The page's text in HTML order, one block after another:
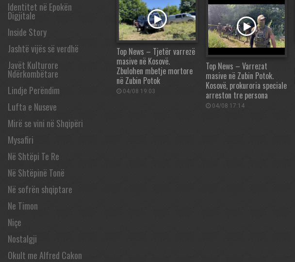
Identitet në Epokën
Digjitale
Inside Story
Jashtë vijës së verdhë
Javët Kulturore
Ndërkombëtare
Lindje Perëndim
Lufta e Nuseve
Mirë se vini në Shqipëri
Mysafiri
Në Shtëpi Te Re
Në Shtëpinë Tonë
Në sofrën shqiptare
Ne Timon
Niçe
Nostalgji
Okult me Alfred Cakon
Top News – Tjetër varrezë
masive në Kosovë.
Zbulohen mbetje mortore
në Zubin Potok
04/08 19:03
Top News – Varrezat
masive në Zubin Potok.
Kosovë, prokuroria speciale
arreston tre persona
04/08 17:14